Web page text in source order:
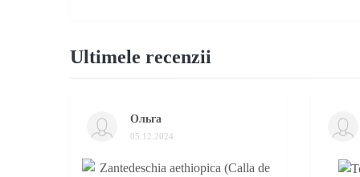
Ultimele recenzii
Ольга
05.12.2024